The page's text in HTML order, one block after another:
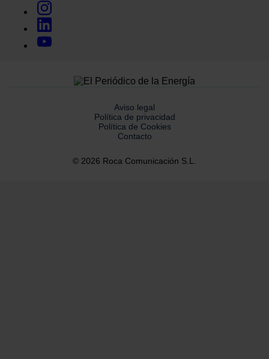
Aviso legal
Política de privacidad
Política de Cookies
Contacto
© 2026 Roca Comunicación S.L.